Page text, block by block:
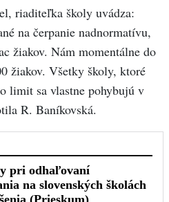
riaditeľka školy uvádza:
na čerpanie nadnormatívu,
žiakov. Nám momentálne do
žiakov. Všetky školy, ktoré
limit sa vlastne pohybujú v
R. Baníkovská.